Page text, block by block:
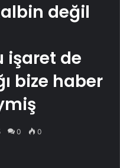
değil
işaret de
bize haber
0 0